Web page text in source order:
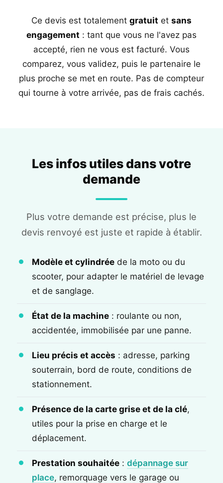
Ce devis est totalement gratuit et sans
engagement : tant que vous ne l'avez pas
accepté, rien ne vous est facturé. Vous
comparez, vous validez, puis le partenaire le
plus proche se met en route. Pas de compteur
qui tourne à votre arrivée, pas de frais cachés.
Les infos utiles dans votre
demande
Plus votre demande est précise, plus le
devis renvoyé est juste et rapide à établir.
Modèle et cylindrée de la moto ou du
scooter, pour adapter le matériel de levage
et de sanglage.
État de la machine : roulante ou non,
accidentée, immobilisée par une panne.
Lieu précis et accès : adresse, parking
souterrain, bord de route, conditions de
stationnement.
Présence de la carte grise et de la clé,
utiles pour la prise en charge et le
déplacement.
Prestation souhaitée : dépannage sur
place, remorquage vers le garage ou